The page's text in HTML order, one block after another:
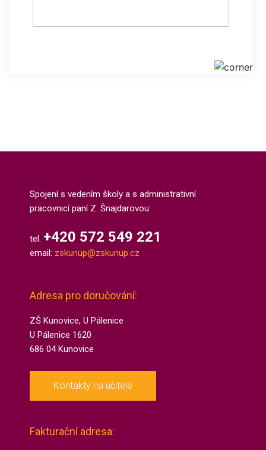
Spojení s vedením školy a s administrativní
pracovnicí paní Z. Šnajdarovou:
tel. +420 572 549 221
email: zskunup@zskunup.cz
Adresa pro doručování:
ZŠ Kunovice, U Pálenice
U Pálenice 1620
686 04 Kunovice
Kontakty na učitele
Fakturační adresa: